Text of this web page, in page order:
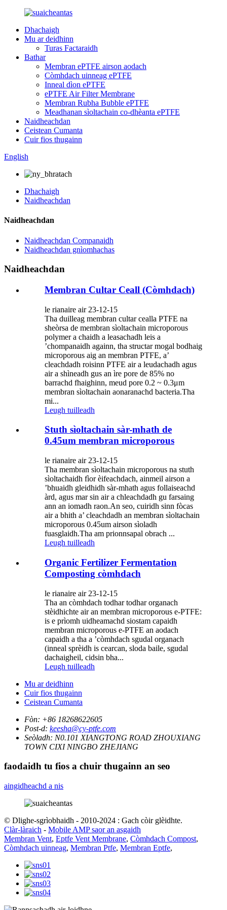
Dhachaigh
Mu ar deidhinn
Turas Factaraidh
Bathar
Membran ePTFE airson aodach
Còmhdach uinneag ePTFE
Inneal dìon ePTFE
ePTFE Air Filter Membrane
Membran Rubha Bubble ePTFE
Meadhanan sìoltachain co-dhèanta ePTFE
Naidheachdan
Ceistean Cumanta
Cuir fios thugainn
English
Dhachaigh
Naidheachdan
Naidheachdan
Naidheachdan Companaidh
Naidheachdan gnìomhachas
Naidheachdan
Membran Cultar Ceall (Còmhdach)
le rianaire air 23-12-15
Tha duilleag membran cultar cealla PTFE na
sheòrsa de membran sìoltachain microporous
polymer a chaidh a leasachadh leis a
’chompanaidh againn, tha structar mogal bodhaig
microporous aig an membran PTFE, a’
cleachdadh roisinn PTFE air a leudachadh agus
air a shìneadh gus an ìre pore de 85% no
barrachd fhaighinn, meud pore 0.2 ~ 0.3μm
membran sìoltachain aonaranachd bacteria.Tha
mi...
Leugh tuilleadh
Stuth sìoltachain sàr-mhath de
0.45um membran microporous
le rianaire air 23-12-15
Tha membran sìoltachain microporous na stuth
sìoltachaidh fìor èifeachdach, ainmeil airson a
’bhuaidh gleidhidh sàr-mhath agus follaiseachd
àrd, agus mar sin air a chleachdadh gu farsaing
ann an iomadh raon.An seo, cuiridh sinn fòcas
air a bhith a’ cleachdadh an membran sìoltachain
microporous 0.45um airson sìoladh
fuasglaidh.Tha am prionnsapal obrach ...
Leugh tuilleadh
Organic Fertilizer Fermentation
Composting còmhdach
le rianaire air 23-12-15
Tha an còmhdach todhar todhar organach
stèidhichte air an membran microporous e-PTFE:
is e prìomh uidheamachd siostam capaidh
membran microporous e-PTFE an aodach
capaidh a tha a ’còmhdach sgudal organach
(inneal sprèidh is cearcan, sloda baile, sgudal
dachaigheil, cidsin bha...
Leugh tuilleadh
Mu ar deidhinn
Cuir fios thugainn
Ceistean Cumanta
Fòn: +86 18268622605
Post-d: keesha@cy-ptfe.com
Seòladh: N0.101 XIANGTONG ROAD ZHOUXIANG
TOWN CIXI NINGBO ZHEJIANG
faodaidh tu fios a chuir thugainn an seo
aingidheachd a nis
© Dlighe-sgrìobhaidh - 2010-2024 : Gach còir glèidhte.
Clàr-làraich - Mobile AMP saor an asgaidh
Membran Vent, Eptfe Vent Membrane, Còmhdach Compost,
Còmhdach uinneag, Membran Ptfe, Membran Eptfe,